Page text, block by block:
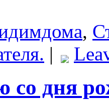
,
|
со дня